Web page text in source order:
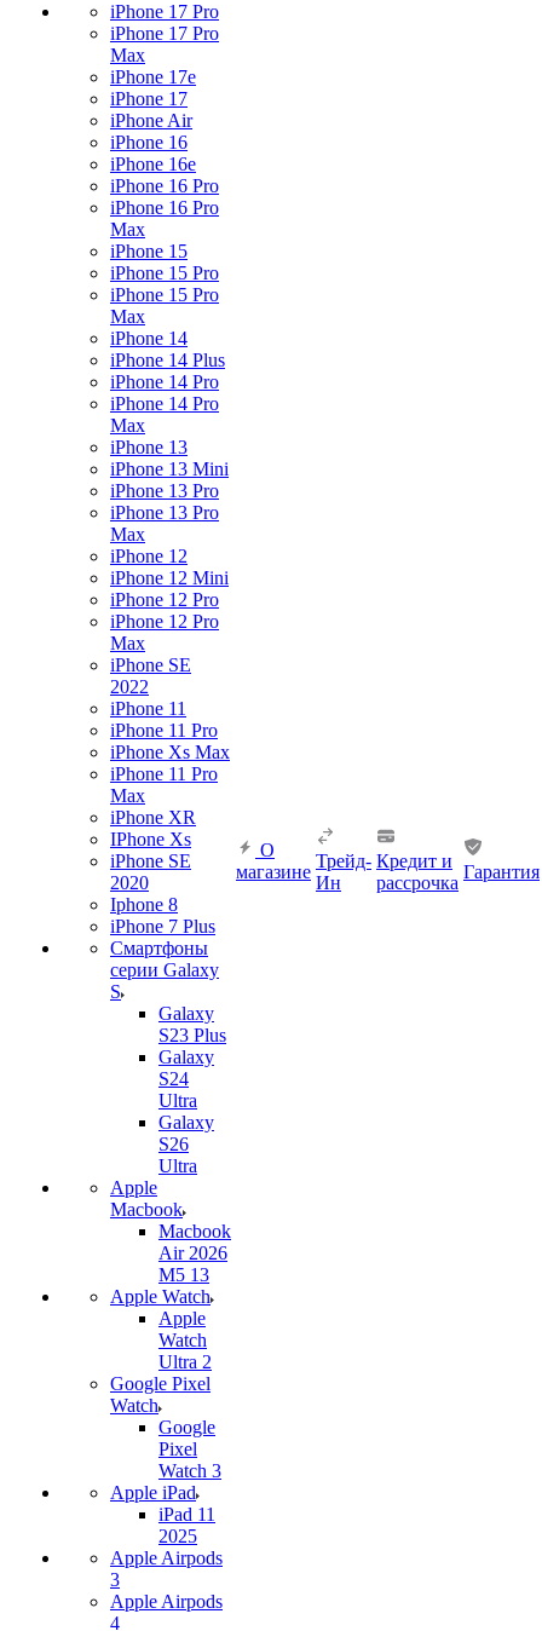
iPhone 17 Pro
iPhone 17 Pro
Max
iPhone 17e
iPhone 17
iPhone Air
iPhone 16
iPhone 16e
iPhone 16 Pro
iPhone 16 Pro
Max
iPhone 15
iPhone 15 Pro
iPhone 15 Pro
Max
iPhone 14
iPhone 14 Plus
iPhone 14 Pro
iPhone 14 Pro
Max
iPhone 13
iPhone 13 Mini
iPhone 13 Pro
iPhone 13 Pro
Max
iPhone 12
iPhone 12 Mini
iPhone 12 Pro
iPhone 12 Pro
Max
iPhone SE
2022
iPhone 11
iPhone 11 Pro
iPhone Xs Max
iPhone 11 Pro
Max
iPhone XR
IPhone Xs
iPhone SE
2020
Iphone 8
iPhone 7 Plus
Смартфоны
серии Galaxy
S
Galaxy
S23 Plus
Galaxy
S24
Ultra
Galaxy
S26
Ultra
Apple
Macbook
Macbook
Air 2026
M5 13
Apple Watch
Apple
Watch
Ultra 2
Google Pixel
Watch
Google
Pixel
Watch 3
Apple iPad
iPad 11
2025
Apple Airpods
3
Apple Airpods
4
О
магазине
Трейд-
Ин
Кредит и
рассрочка
Гарантия